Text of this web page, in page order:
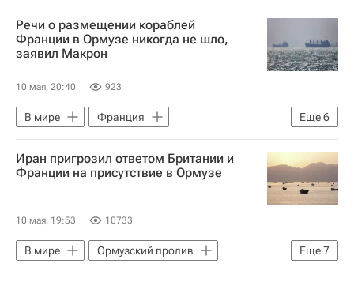
Речи о размещении кораблей
Франции в Ормузе никогда не шло,
заявил Макрон
10 мая, 20:40 923
Еще6
В мире
Франция
Ормузский пролив
Иран
Эммануэль Макрон
Шарль де Голль
Иран пригрозил ответом Британии и
Франции на присутствие в Ормузе
10 мая, 19:53 10733
Еще7
В мире
Ормузский пролив
Франция
Иран